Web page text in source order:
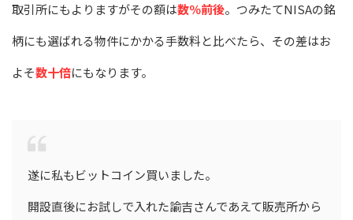
取引所にもよりますがその額は数％前後。つみたてNISAの銘
柄にも選ばれる物件にかかる手数料と比べたら、その差はお
よそ数十倍にもなります。
遂に私もビットコイン買いました。
開設直後にお試しで入れた諭吉さんであえて販売所から